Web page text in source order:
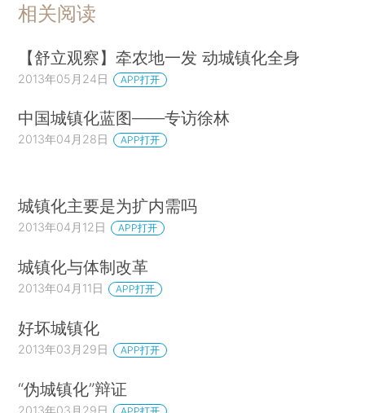
相关阅读
【舒立观察】牵农地一发 动城镇化全身
2013年05月24日 APP打开
中国城镇化蓝图——专访徐林
2013年04月28日 APP打开
城镇化主要是为扩内需吗
2013年04月12日 APP打开
城镇化与体制改革
2013年04月11日 APP打开
好坏城镇化
2013年03月29日 APP打开
“伪城镇化”辩证
2013年03月29日